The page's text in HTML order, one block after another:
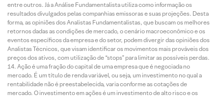
entre outros. Já a Análise Fundamentalista utiliza como informação os
resultados divulgados pelas companhias emissoras e suas projeções. Desta
forma, as opiniões dos Analistas Fundamentalistas, que buscam os melhores
retornos dadas as condições de mercado, o cenário macroeconômico e os
eventos específicos da empresa e do setor, podem divergir das opiniões dos
Analistas Técnicos, que visam identificar os movimentos mais prováveis dos
preços dos ativos, com utilização de “stops” para limitar as possíveis perdas.
Ação é uma fração do capital de uma empresa que é negociada no
mercado. É um título de renda variável, ou seja, um investimento no qual a
rentabilidade não é preestabelecida, varia conforme as cotações de
mercado. O investimento em ações é um investimento de alto risco e os